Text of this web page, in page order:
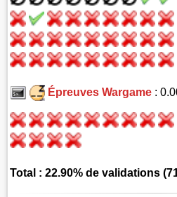
Épreuves Wargame:
Total : 22.90% de validations